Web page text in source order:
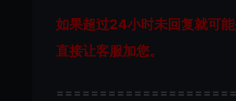
如果超过24小时未回复就可
直接让客服加您。